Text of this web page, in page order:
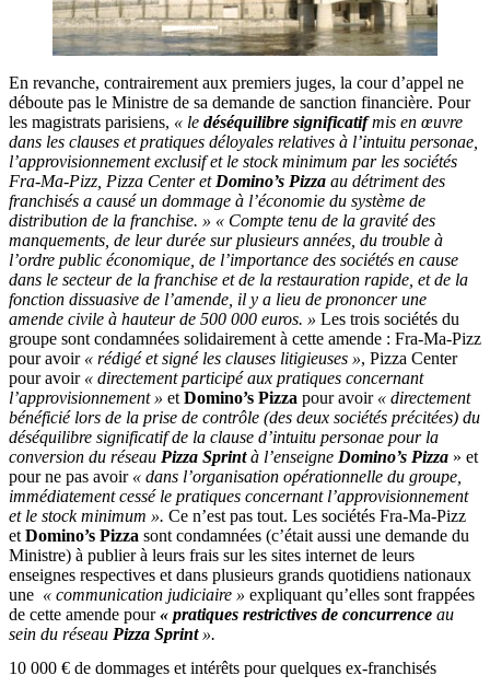
En revanche, contrairement aux premiers juges, la cour d’appel ne
déboute pas le Ministre de sa demande de sanction financière. Pour
les magistrats parisiens, « le déséquilibre significatifmis en œuvre
dans les clauses et pratiques déloyales relatives à l’intuitu personae,
l’approvisionnement exclusif et le stock minimum par les sociétés
Fra-Ma-Pizz, Pizza Center et Domino’s Pizza au détriment des
franchisés a causé un dommage à l’économie du système de
distribution de la franchise. » « Compte tenu de la gravité des
manquements, de leur durée sur plusieurs années, du trouble à
l’ordre public économique, de l’importance des sociétés en cause
dans le secteur de la franchise et de la restauration rapide, et de la
fonction dissuasive de l’amende, il y a lieu de prononcer une
amende civile à hauteur de 500 000 euros. » Les trois sociétés du
groupe sont condamnées solidairement à cette amende : Fra-Ma-Pizz
pour avoir « rédigé et signé les clauses litigieuses », Pizza Center
pour avoir « directement participé aux pratiques concernant
l’approvisionnement » et Domino’s Pizza pour avoir « directement
bénéficié lors de la prise de contrôle (des deux sociétés précitées) du
déséquilibre significatif de la clause d’intuitu personae pour la
conversion du réseau Pizza Sprintà l’enseigne Domino’s Pizza » et
pour ne pas avoir « dans l’organisation opérationnelle du groupe,
immédiatement cessé le pratiques concernant l’approvisionnement
et le stock minimum ». Ce n’est pas tout. Les sociétés Fra-Ma-Pizz
et Domino’s Pizza sont condamnées (c’était aussi une demande du
Ministre) à publier à leurs frais sur les sites internet de leurs
enseignes respectives et dans plusieurs grands quotidiens nationaux
une « communication judiciaire » expliquant qu’elles sont frappées
de cette amende pour« pratiques restrictives de concurrence au
sein du réseau Pizza Sprint ».
10 000 € de dommages et intérêts pour quelques ex-franchisés